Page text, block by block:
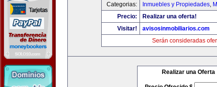
Categorias:
Inmuebles y Propiedades,
Precio:
Realizar una oferta!
Visitar!
avisosinmobiliarios.com
Serán consideradas
Realizar una Oferta